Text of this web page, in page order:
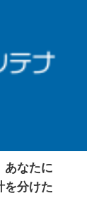
あなたに
を分けた